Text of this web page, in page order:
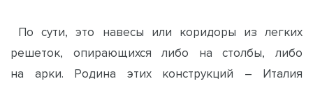
По сути, это навесы или коридоры из легких
решеток, опирающихся либо на столбы, либо
на арки. Родина этих конструкций – Италия